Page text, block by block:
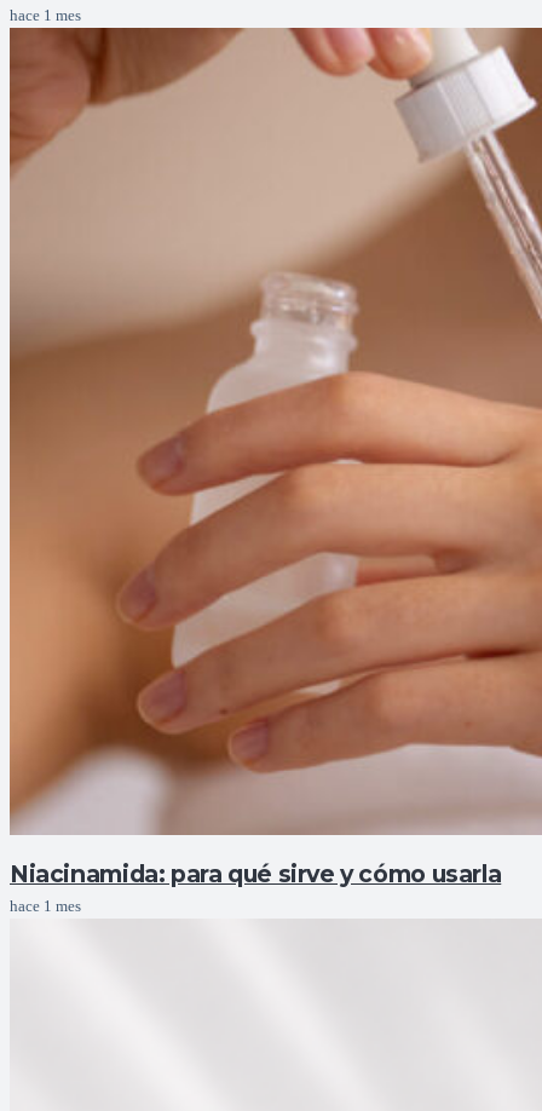
hace 1 mes
Niacinamida: para qué sirve y cómo usarla
hace 1 mes